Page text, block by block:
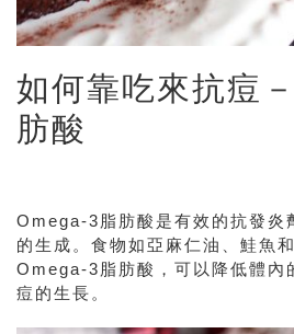
如何靠吃來抗痘
肪酸
Omega-3脂肪酸是有效的抗發炎
的生成。食物如亞麻仁油、鮭魚
Omega-3脂肪酸，可以降低體內
痘的生長。